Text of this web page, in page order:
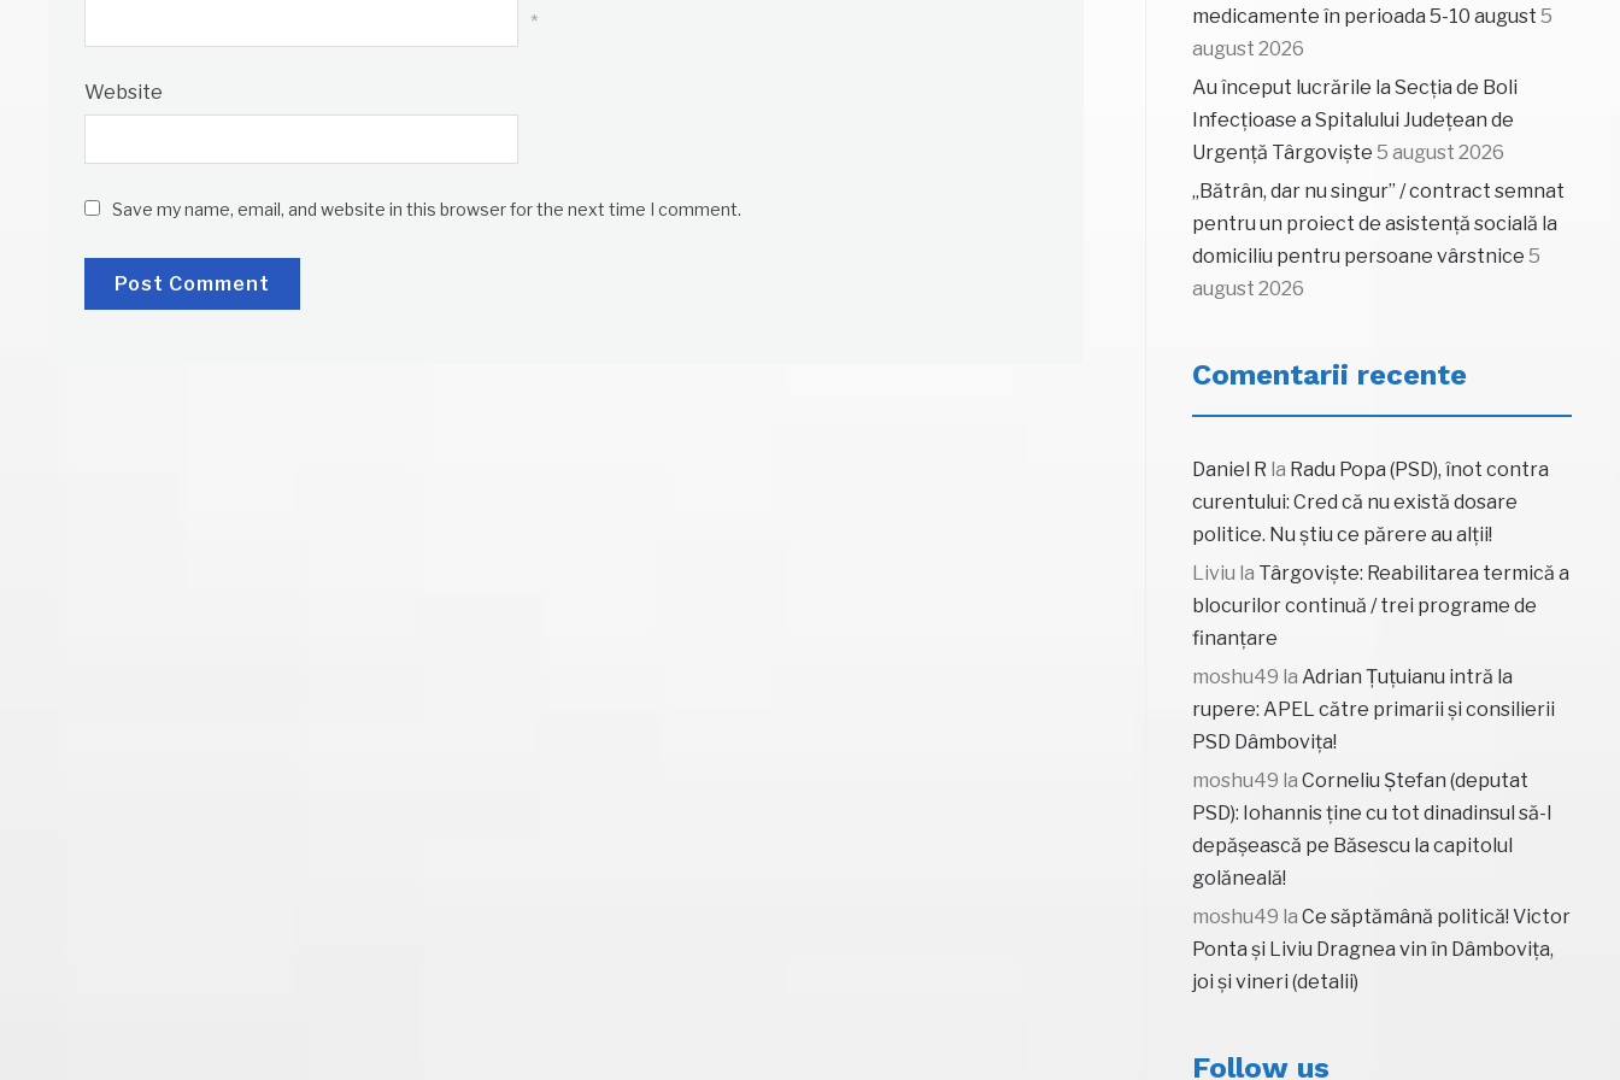
*
Website
Save my name, email, and website in this browser for the next time I comment.
medicamente în perioada 5-10 august 5
august 2026
Au început lucrările la Secția de Boli
Infecțioase a Spitalului Județean de
Urgență Târgoviște 5 august 2026
„Bătrân, dar nu singur” / contract semnat
pentru un proiect de asistență socială la
domiciliu pentru persoane vârstnice 5
august 2026
Comentarii recente
Daniel R la Radu Popa (PSD), înot contra
curentului: Cred că nu există dosare
politice. Nu știu ce părere au alții!
Liviu la Târgoviște: Reabilitarea termică a
blocurilor continuă / trei programe de
finanțare
moshu49 la Adrian Țuțuianu intră la
rupere: APEL către primarii și consilierii
PSD Dâmbovița!
moshu49 la Corneliu Ștefan (deputat
PSD): Iohannis ține cu tot dinadinsul să-l
depășească pe Băsescu la capitolul
golăneală!
moshu49 la Ce săptămână politică! Victor
Ponta și Liviu Dragnea vin în Dâmbovița,
joi și vineri (detalii)
Follow us